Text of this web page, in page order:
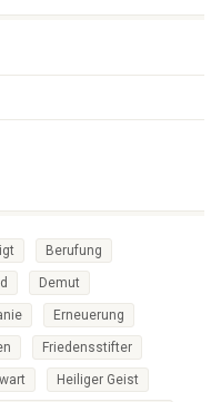
Berufung
Demut
Erneuerung
Friedensstifter
Heiliger Geist